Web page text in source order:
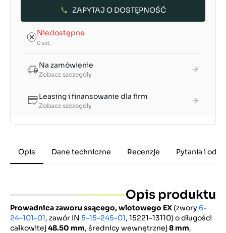
ZAPYTAJ O DOSTĘPNOŚĆ
Niedostępne
0 szt.
Na zamówienie
Zobacz szczegóły
Leasing i finansowanie dla firm
Zobacz szczegóły
Opis Dane techniczne Recenzje Pytania i
Opis produktu
Prowadnica zaworu ssącego, wlotowego EX (zwory 6-
24-101-01, zawór IN 5-15-245-01, 15221-13110) o długości
całkowitej48.50 mm, średnicy wewnętrznej8 mm,